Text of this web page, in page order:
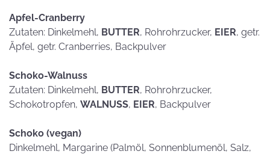
Apfel-Cranberry
Zutaten: Dinkelmehl, BUTTER, Rohrohrzucker, EIER, getr.
Äpfel, getr. Cranberries, Backpulver
Schoko-Walnuss
Zutaten: Dinkelmehl, BUTTER, Rohrohrzucker,
Schokotropfen, WALNUSS, EIER, Backpulver
Schoko (vegan)
Dinkelmehl, Margarine (Palmöl, Sonnenblumenöl, Salz,